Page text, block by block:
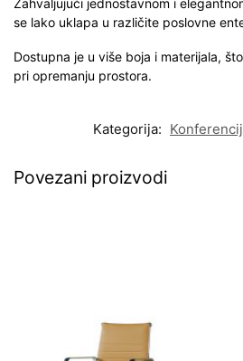
Zahvaljujući jednostavnom i
se lako uklapa u različite poslovne
Dostupna je u više boja i materijala,
pri opremanju prostora.
Kategorija:
Povezani proizvodi